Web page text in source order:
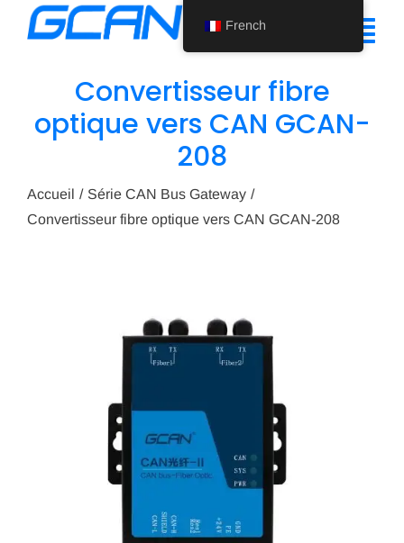
Soutien
Convertisseur fibre
optique vers CAN GCAN-
208
Accueil
Série CAN Bus Gateway
Convertisseur fibre optique vers CAN GCAN-208
French